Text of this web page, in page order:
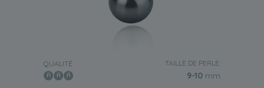
QUALITÉ: TAILLE DE PERLE:
9-10 mm